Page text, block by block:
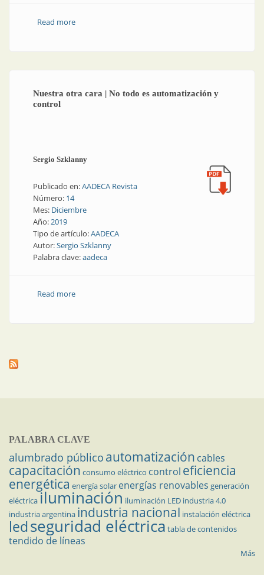
Read moreabout Hacemos y seguiremos haciendo
Nuestra otra cara | No todo es automatización y
control
Sergio Szklanny
Publicado en:AADECA Revista
Número: 14
Mes: Diciembre
Año:2019
Tipo de artículo:AADECA
Autor:Sergio Szklanny
Palabra clave:aadeca
Read moreabout Nuestra otra cara | No todo es automatización
PALABRA CLAVE
alumbrado público automatización cables
capacitación consumo eléctrico control eficiencia
energética energía solar energías renovables generación
eléctricailuminación iluminación LED industria 4.0
industria argentina industria nacional instalación eléctrica
ledseguridad eléctrica tabla de contenidos
tendido de líneas
Más